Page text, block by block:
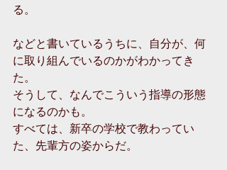
る。
などと書いているうちに、自分が、何
に取り組んでいるのかがわかってき
た。
そうして、なんでこういう指導の形態
になるのかも。
すべては、新卒の学校で教わってい
た、先輩方の姿からだ。